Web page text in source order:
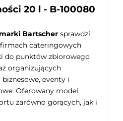
20 l - B-100080
Bartscher sprawdzi
cateringowych
do punktów zbiorowego
organizujących
eventy i
Oferowany model
zarówno gorących, jak i